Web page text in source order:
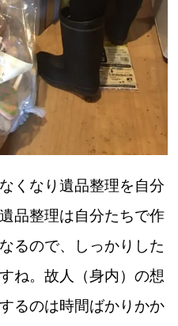
くなり遺品整理を自分
品整理は自分たちで作
るので、しっかりした
ね。故人（身内）の想
るのは時間ばかりかか